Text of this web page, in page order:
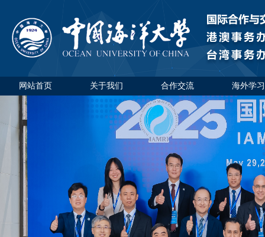
网站首页 关于我们 合作交流 海外学习